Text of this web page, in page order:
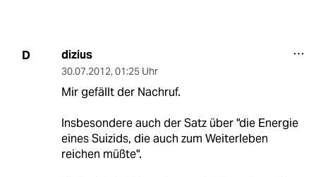
D dizius
30.07.2012, 01:25 Uhr
Mir gefällt der Nachruf.
Insbesondere auch der Satz über "die Energie
eines Suizids, die auch zum Weiterleben
reichen müßte".